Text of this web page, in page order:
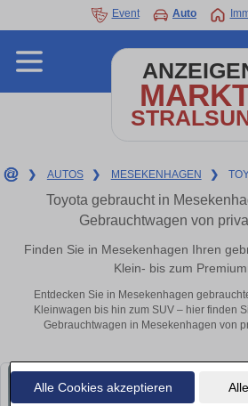
Alle Cookies akzeptieren
Event Auto
❯ AUTOS ❯ MESEKENHAGEN ❯
Toyota gebraucht in
Gebrauchtwagen von
Finden Sie in Mesekenhagen Ihren
Klein- bis zum
Entdecken Sie in Mesekenhagen
Kleinwagen bis hin zum SUV – hier finden
Gebrauchtwagen in Mesekenhagen von